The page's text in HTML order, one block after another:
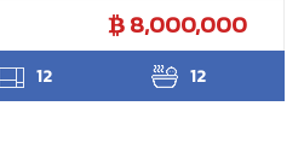
8,000,000
12 12
ANTPUNYAPA